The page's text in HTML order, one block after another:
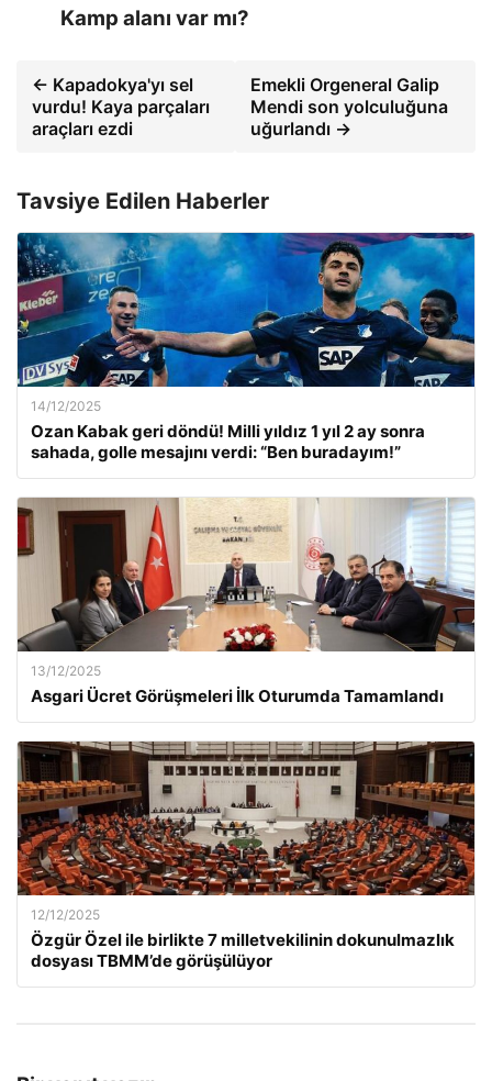
Kamp alanı var mı?
← Kapadokya'yı sel
vurdu! Kaya parçaları
araçları ezdi
Emekli Orgeneral Galip
Mendi son yolculuğuna
uğurlandı →
Tavsiye Edilen Haberler
14/12/2025
Ozan Kabak geri döndü! Milli yıldız 1 yıl 2 ay sonra
sahada, golle mesajını verdi: “Ben buradayım!”
13/12/2025
Asgari Ücret Görüşmeleri İlk Oturumda Tamamlandı
12/12/2025
Özgür Özel ile birlikte 7 milletvekilinin dokunulmazlık
dosyası TBMM’de görüşülüyor